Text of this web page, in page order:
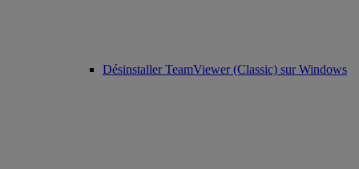
Désinstaller TeamViewer (Classic) sur Windows